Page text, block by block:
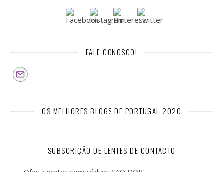
FALE CONOSCO!
OS MELHORES BLOGS DE PORTUGAL 2020
SUBSCRIÇÃO DE LENTES DE CONTACTO